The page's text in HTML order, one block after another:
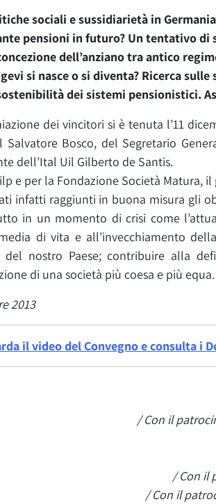
sociali e sussidiarietà in
pensioni in futuro? Un tentativo
dell’anziano tra antico
si nasce o si diventa? Ricerca
dei sistemi pensionistici.
dei vincitori si è tenuta l’11
Salvatore Bosco, del Segretario
dell’Ital Uil Gilberto de Santis.
e per la Fondazione Società Matura,
infatti raggiunti in buona misura gli
in un momento di crisi come
di vita e all’invecchiamento
del nostro Paese; contribuire alla
di una società più coesa e più equa.
2013
il video del Convegno e consulta i
/ Con il
/ Con il
/ Con il